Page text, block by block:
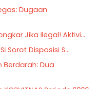
Dugaan
Jika Ilegal! Aktivi...
Sorot Disposisi S...
Berdarah: Dua